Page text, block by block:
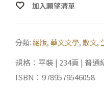
加入願望清單
分類: 絕版, 華文文學, 散文,
規格：平裝 | 234頁 | 普通
ISBN：9789579546058